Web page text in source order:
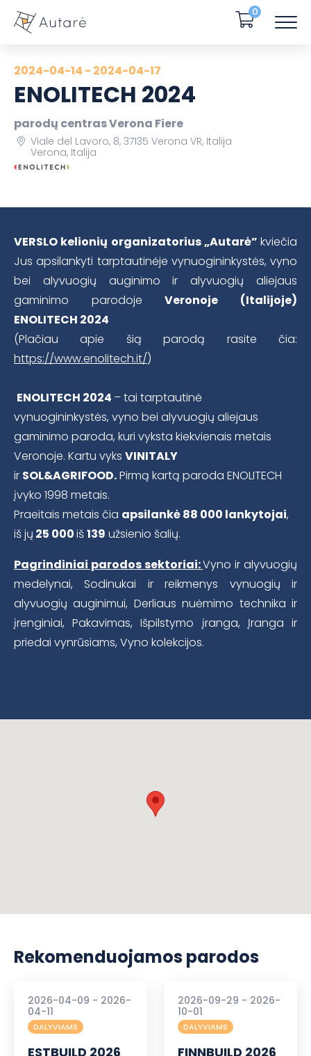
0
2024-04-14 - 2024-04-17
ENOLITECH 2024
parodų centras Verona Fiere
Viale del Lavoro, 8, 37135 Verona VR, Italija
Verona, Italija
VERSLO kelionių organizatorius „Autarė” kviečia
Jus apsilankyti tarptautinėje vynuogininkystės, vyno
bei alyvuogių auginimo ir alyvuogių aliejaus
gaminimo parodojeVeronoje (Italijoje)
ENOLITECH 2024
(Plačiau apie šią parodą rasite čia:
https://www.enolitech.it/)
ENOLITECH 2024 – tai tarptautinė
vynuogininkystės, vyno bei alyvuogių aliejaus
gaminimo paroda, kuri vyksta kiekvienais metais
Veronoje. Kartu vyks VINITALY
ir SOL&AGRIFOOD.Pirmą kartą paroda ENOLITECH
įvyko 1998 metais.
Praeitais metais čia apsilankė 88 000 lankytojai,
iš jų 25 000iš139 užsienio šalių.
Pagrindiniai parodos sektoriai:Vyno ir alyvuogių
medelynai, Sodinukai ir reikmenys vynuogių ir
alyvuogių auginimui, Derliaus nuėmimo technika ir
įrenginiai, Pakavimas, Išpilstymo įranga, Įranga ir
priedai vynrūsiams, Vyno kolekcijos.
Rekomenduojamos parodos
2026-04-09 - 2026-
04-11
DALYVIAMS
ESTBUILD 2026
2026-09-29 - 2026-
10-01
DALYVIAMS
FINNBUILD 2026